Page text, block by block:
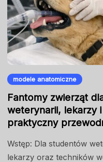
modele anatomiczne
Fantomy zwierząt
weterynarii, lekarzy
praktyczny
Wstęp: Dla studentów
lekarzy oraz techników